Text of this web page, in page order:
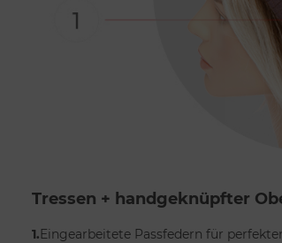
Tressen + handgeknüpfter
1.Eingearbeitete Passfedern für